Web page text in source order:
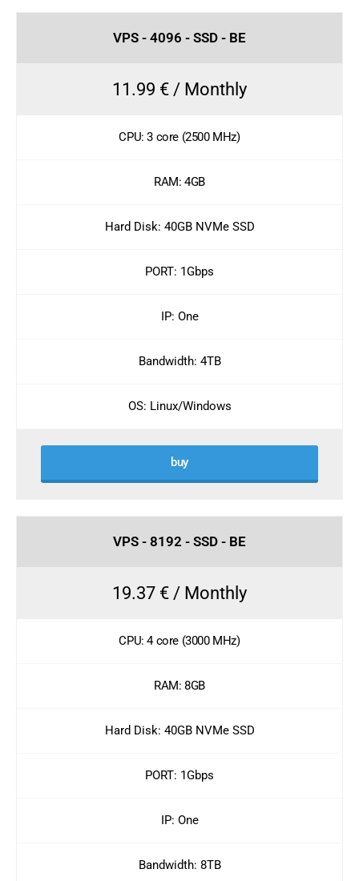
VPS - 4096 - SSD - BE
11.99 € / Monthly
CPU: 3 core (2500 MHz)
RAM: 4GB
Hard Disk: 40GB NVMe SSD
PORT: 1Gbps
IP: One
Bandwidth: 4TB
OS: Linux/Windows
buy
VPS - 8192 - SSD - BE
19.37 € / Monthly
CPU: 4 core (3000 MHz)
RAM: 8GB
Hard Disk: 40GB NVMe SSD
PORT: 1Gbps
IP: One
Bandwidth: 8TB